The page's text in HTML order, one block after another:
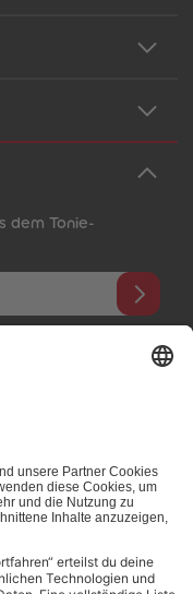
dem Tonie-
Mail-Newsletter, der
(z.B. Account-
bereitgestellten